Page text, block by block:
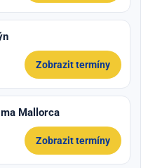
Zobrazit termíny
Mallorca
Zobrazit termíny